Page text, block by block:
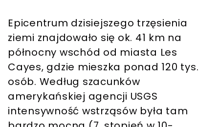
Epicentrum dzisiejszego trzęsienia
ziemi znajdowało się ok. 41 km na
północny wschód od miasta Les
Cayes, gdzie mieszka ponad 120 tys.
osób. Według szacunków
amerykańskiej agencji USGS
intensywność wstrząsów była tam